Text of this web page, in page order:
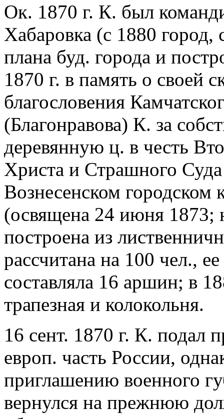
Ок. 1870 г. К. был
Хабаровка (c 1880 город,
плана буд. города и
1870 г. в память о своей
благословения
(Благонравова) К. за
деревянную ц. в честь
Христа и Страшного
Вознесенском городском
(освящена 24 июня 1873;
построена из
рассчитана на 100 чел.,
составляла 16 аршин; в
трапезная и колокольня.
16 сент. 1870 г. К. подал
европ. часть России,
приглашению военного
вернулся на прежнюю